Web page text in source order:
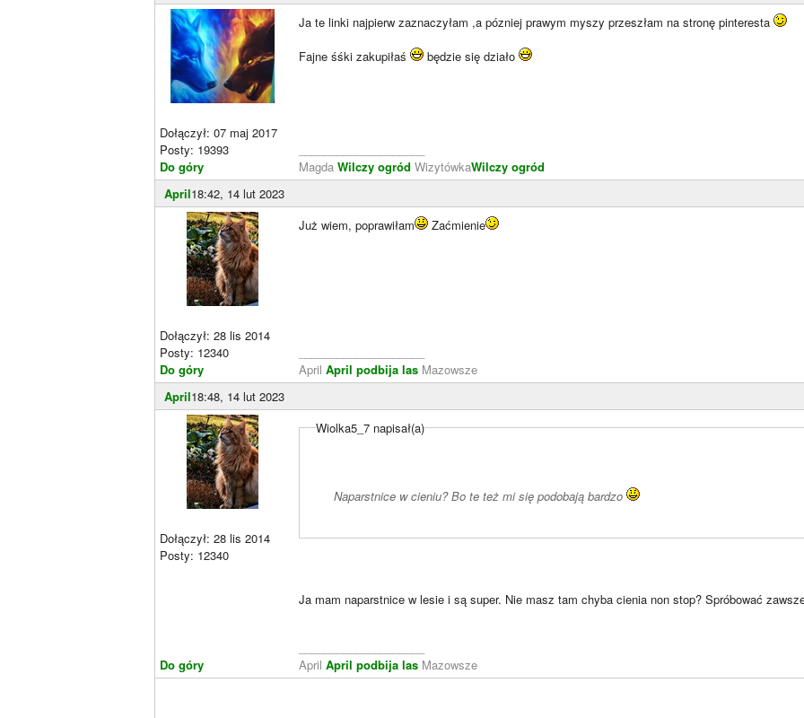
Dołączył: 07 maj 2017
Posty: 19393
Do góry
Ja te linki najpierw zaznaczyłam ,a pózniej prawym myszy przeszłam na stronę pinteresta
Fajne śśki zakupiłaś
będzie się działo
Magda Wilczy ogród WizytówkaWilczy ogród
April18:42, 14 lut 2023
Dołączył: 28 lis 2014
Posty: 12340
Do góry
Już wiem, poprawiłam Zaćmienie
April April podbija las Mazowsze
April18:48, 14 lut 2023
Dołączył: 28 lis 2014
Posty: 12340
Do góry
Wiolka5_7 napisał(a)
Naparstnice w cieniu? Bo te też mi się podobają bardzo
Ja mam naparstnice w lesie i są super. Nie masz tam chyba cienia non stop? Spróbować
April April podbija las Mazowsze